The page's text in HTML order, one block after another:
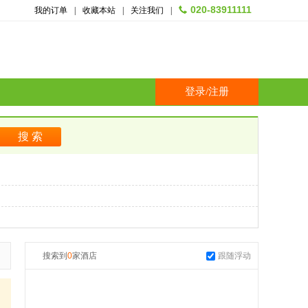
我的订单 收藏本站 关注我们 020-83911111
登录/注册
搜索到 0家酒店 跟随浮动